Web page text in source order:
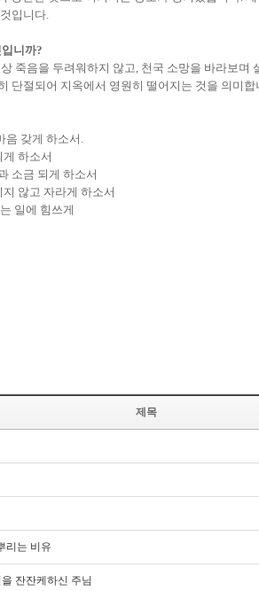
입니다.
니까?
죽음을 두려워하지 않고, 천국 소망을 바라보며
단절되어 지옥에서 영원히 떨어지는 것을 의미합
음 갖게 하소서.
하소서
소금 되게 하소서
않고 자라게 하소서
일에 힘쓰게
제목
리는 비유
잔잔케하신 주님